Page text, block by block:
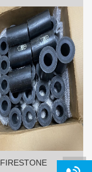
FIRESTONE